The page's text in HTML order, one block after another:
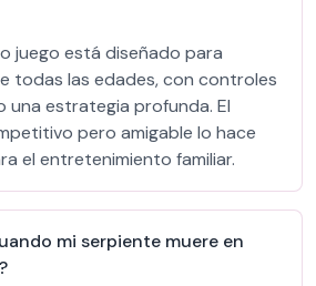
juego está diseñado para
todas las edades, con controles
una estrategia profunda. El
pero amigable lo hace
el entretenimiento familiar.
mi serpiente muere en